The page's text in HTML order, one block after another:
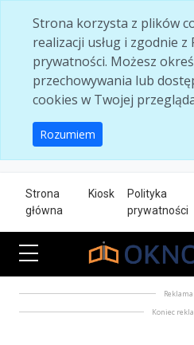
Strona korzysta z plików
realizacji usług i zgodnie z
prywatności. Możesz
przechowywania lub
cookies w Twojej
Rozumiem
Strona
główna
Kiosk
Polityka
prywatności
Reklama
Koniec